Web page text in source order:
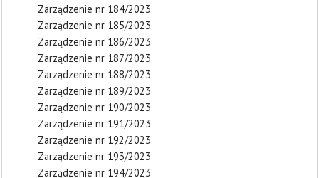
Zarządzenie nr 184/2023
Zarządzenie nr 185/2023
Zarządzenie nr 186/2023
Zarządzenie nr 187/2023
Zarządzenie nr 188/2023
Zarządzenie nr 189/2023
Zarządzenie nr 190/2023
Zarządzenie nr 191/2023
Zarządzenie nr 192/2023
Zarządzenie nr 193/2023
Zarządzenie nr 194/2023